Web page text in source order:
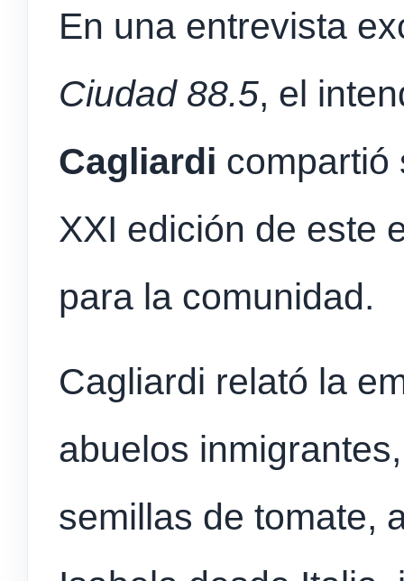
En una entrevista
Ciudad 88.5, el
Cagliardi compartió
XXI edición de este
para la comunidad.
Cagliardi relató la
abuelos
semillas de tomate,